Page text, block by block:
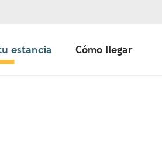
estancia Cómo llegar
aux